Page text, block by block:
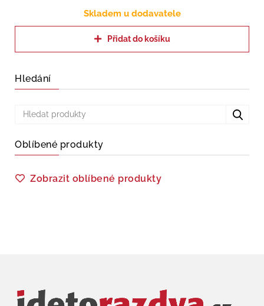
Skladem u dodavatele
Přidat do košíku
Hledání
Oblíbené produkty
Zobrazit oblíbené produkty